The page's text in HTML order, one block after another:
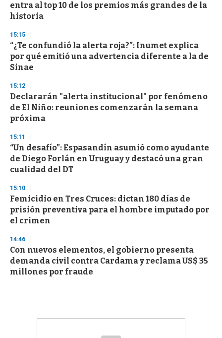
entra al top 10 de los premios más grandes de la
historia
15:15
“¿Te confundió la alerta roja?”: Inumet explica
por qué emitió una advertencia diferente a la de
Sinae
15:12
Declararán "alerta institucional" por fenómeno
de El Niño: reuniones comenzarán la semana
próxima
15:11
“Un desafío”: Espasandín asumió como ayudante
de Diego Forlán en Uruguay y destacó una gran
cualidad del DT
15:10
Femicidio en Tres Cruces: dictan 180 días de
prisión preventiva para el hombre imputado por
el crimen
14:46
Con nuevos elementos, el gobierno presenta
demanda civil contra Cardama y reclama US$ 35
millones por fraude